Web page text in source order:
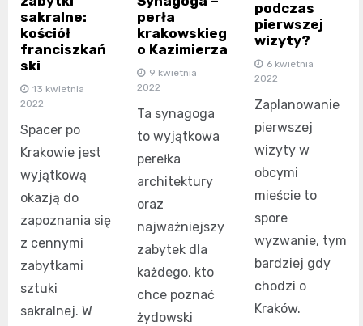
sakralne:
kościół
franciszkań
ski
13 kwietnia
2022
Spacer po
Krakowie jest
wyjątkową
okazją do
zapoznania się
z cennymi
zabytkami
sztuki
sakralnej. W
perła
krakowskieg
o Kazimierza
9 kwietnia
2022
Ta synagoga
to wyjątkowa
perełka
architektury
oraz
najważniejszy
zabytek dla
każdego, kto
chce poznać
żydowski
podczas
pierwszej
wizyty?
6 kwietnia
2022
Zaplanowanie
pierwszej
wizyty w
obcymi
mieście to
spore
wyzwanie, tym
bardziej gdy
chodzi o
Kraków.